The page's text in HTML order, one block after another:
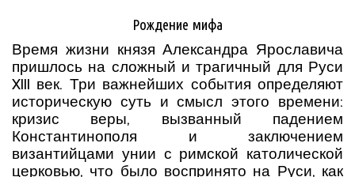
Рождение мифа
Время жизни князя Александра Ярославича
пришлось на сложный и трагичный для Руси
XIII век. Три важнейших события определяют
историческую суть и смысл этого времени:
кризис веры, вызванный падением
Константинополя и заключением
византийцами унии с римской католической
церковью, что было воспринято на Руси, как